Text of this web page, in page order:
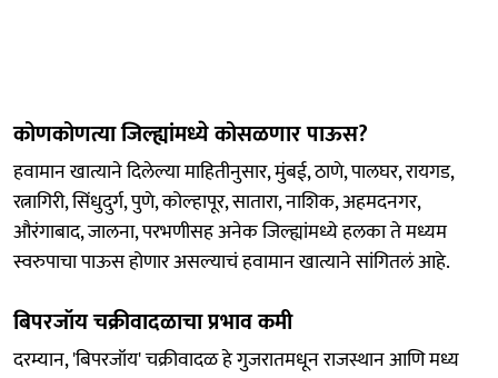
कोणकोणत्या जिल्ह्यांमध्ये कोसळणार पाऊस?
हवामान खात्याने दिलेल्या माहितीनुसार, मुंबई, ठाणे, पालघर, रायगड,
रत्नागिरी, सिंधुदुर्ग, पुणे, कोल्हापूर, सातारा, नाशिक, अहमदनगर,
औरंगाबाद, जालना, परभणीसह अनेक जिल्ह्यांमध्ये हलका ते मध्यम
स्वरुपाचा पाऊस होणार असल्याचं हवामान खात्याने सांगितलं आहे.
बिपरजॉय चक्रीवादळाचा प्रभाव कमी
दरम्यान, 'बिपरजॉय' चक्रीवादळ हे गुजरातमधून राजस्थान आणि मध्य